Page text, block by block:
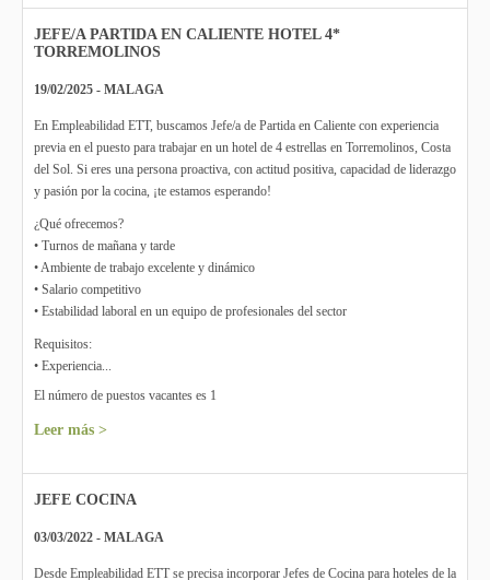
JEFE/A PARTIDA EN CALIENTE HOTEL 4*
TORREMOLINOS
19/02/2025 - MALAGA
En Empleabilidad ETT, buscamos Jefe/a de Partida en Caliente con experiencia
previa en el puesto para trabajar en un hotel de 4 estrellas en Torremolinos, Costa
del Sol. Si eres una persona proactiva, con actitud positiva, capacidad de liderazgo
y pasión por la cocina, ¡te estamos esperando!
¿Qué ofrecemos?
• Turnos de mañana y tarde
• Ambiente de trabajo excelente y dinámico
• Salario competitivo
• Estabilidad laboral en un equipo de profesionales del sector
Requisitos:
• Experiencia...
El número de puestos vacantes es 1
Leer más >
JEFE COCINA
03/03/2022 - MALAGA
Desde Empleabilidad ETT se precisa incorporar Jefes de Cocina para hoteles de la